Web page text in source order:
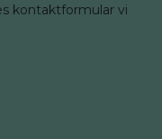
kontaktformular vi